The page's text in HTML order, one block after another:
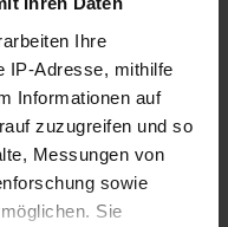
Ihre
IP-Adresse, mithilfe
Informationen auf
zuzugreifen und so
Messungen von
sowie
Sie